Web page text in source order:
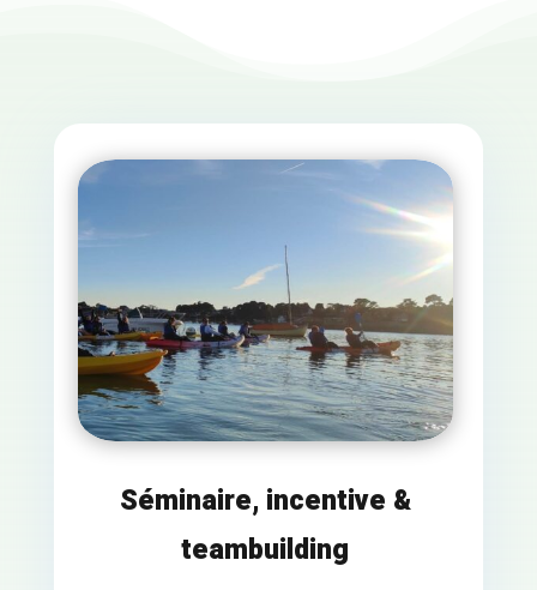
Séminaire, incentive &
teambuilding